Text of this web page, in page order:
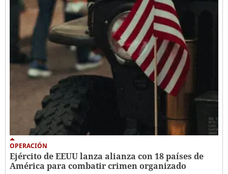
OPERACIÓN
Ejército de EEUU lanza alianza con 18 países de
América para combatir crimen organizado